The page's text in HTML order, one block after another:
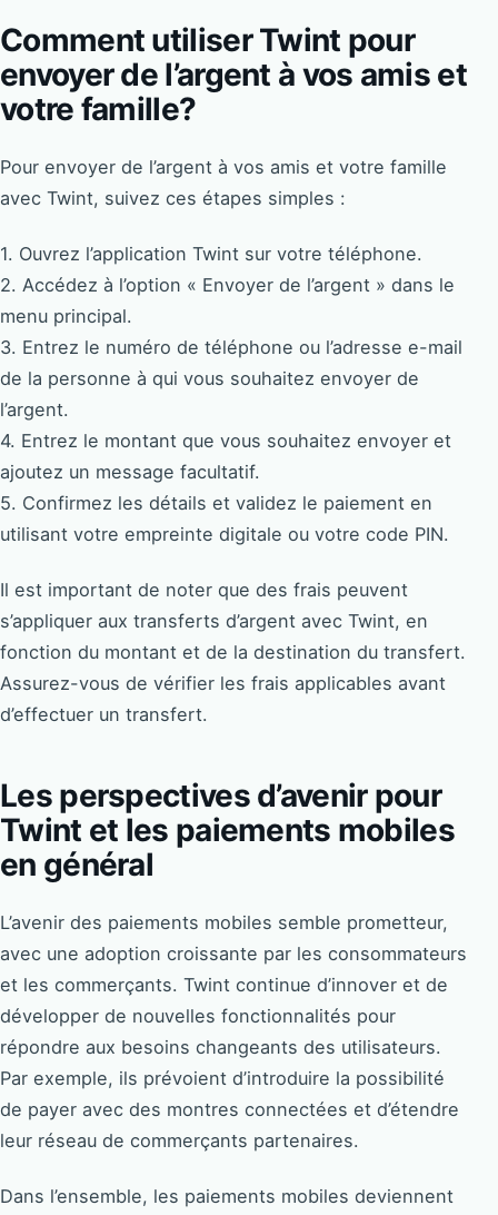
Comment utiliser Twint pour
envoyer de l’argent à vos amis et
votre famille?
Pour envoyer de l’argent à vos amis et votre famille
avec Twint, suivez ces étapes simples :
1. Ouvrez l’application Twint sur votre téléphone.
2. Accédez à l’option « Envoyer de l’argent » dans le
menu principal.
3. Entrez le numéro de téléphone ou l’adresse e-mail
de la personne à qui vous souhaitez envoyer de
l’argent.
4. Entrez le montant que vous souhaitez envoyer et
ajoutez un message facultatif.
5. Confirmez les détails et validez le paiement en
utilisant votre empreinte digitale ou votre code PIN.
Il est important de noter que des frais peuvent
s’appliquer aux transferts d’argent avec Twint, en
fonction du montant et de la destination du transfert.
Assurez-vous de vérifier les frais applicables avant
d’effectuer un transfert.
Les perspectives d’avenir pour
Twint et les paiements mobiles
en général
L’avenir des paiements mobiles semble prometteur,
avec une adoption croissante par les consommateurs
et les commerçants. Twint continue d’innover et de
développer de nouvelles fonctionnalités pour
répondre aux besoins changeants des utilisateurs.
Par exemple, ils prévoient d’introduire la possibilité
de payer avec des montres connectées et d’étendre
leur réseau de commerçants partenaires.
Dans l’ensemble, les paiements mobiles deviennent